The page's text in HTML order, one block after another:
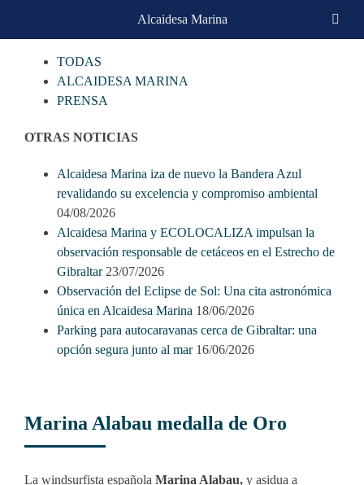
Marina Alabau medalla de Oro
La windsurfista española Marina Alabau, y asidua a
CATEGORIAS
TODAS
ALCAIDESA MARINA
PRENSA
OTRAS NOTICIAS
Alcaidesa Marina iza de nuevo la Bandera Azul
revalidando su excelencia y compromiso ambiental
04/08/2026
Alcaidesa Marina y ECOLOCALIZA impulsan la
observación responsable de cetáceos en el Estrecho de
Gibraltar 23/07/2026
Observación del Eclipse de Sol: Una cita astronómica
única en Alcaidesa Marina 18/06/2026
Parking para autocaravanas cerca de Gibraltar: una
opción segura junto al mar 16/06/2026
Alcaidesa Marina